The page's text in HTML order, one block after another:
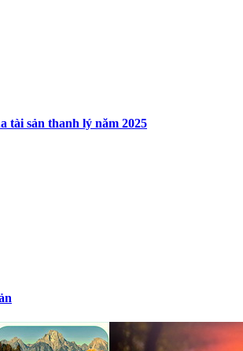
tài sản thanh lý năm 2025